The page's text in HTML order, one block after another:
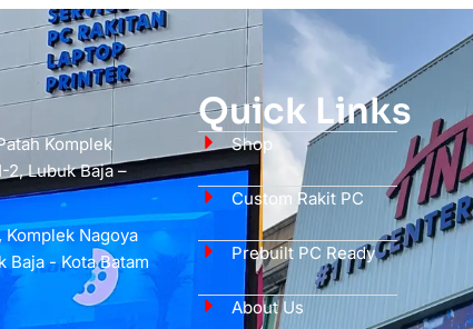
Komplek
2, Lubuk Baja –
Nagoya
Baja - Kota Batam
Quick Links
Shop
Custom Rakit PC
Prebuilt PC Ready
About Us